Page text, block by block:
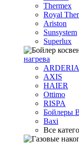
Thermex
Royal
Ariston
Sunsystem
Superlux
нагрева
ARDERIA
AXIS
HAIER
Ottimo
RISPA
Бойлеры
Baxi
Все